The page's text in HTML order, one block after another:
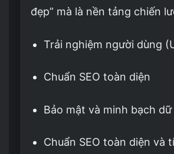
đẹp” mà là nền tảng chiến
Trải nghiệm người dùng
Chuẩn SEO toàn diện
Bảo mật và minh bạch dữ
Chuẩn SEO toàn diện và